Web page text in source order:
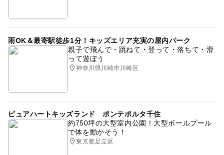
雨OK＆最寄駅徒歩1分！キッズエリア充実の屋内パーク
親子で飛んで・跳ねて・登って・落ちて・滑
って遊ぼう
神奈川県川崎市川崎区
ピュアハートキッズランド ポンテポルタ千住
約750坪の大型室内公園！大型ボールプール
で体を動かそう！
東京都足立区